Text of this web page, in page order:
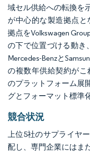
域セル供給への転換を
が中心的な製造拠点と
拠点をVolkswagen
の下で位置づける動き
Mercedes-Benzと
の複数年供給契約が
のプラットフォーム展
グとフォーマット標準
競合状況
上位5社のサプライヤ
配し、専門企業にはま